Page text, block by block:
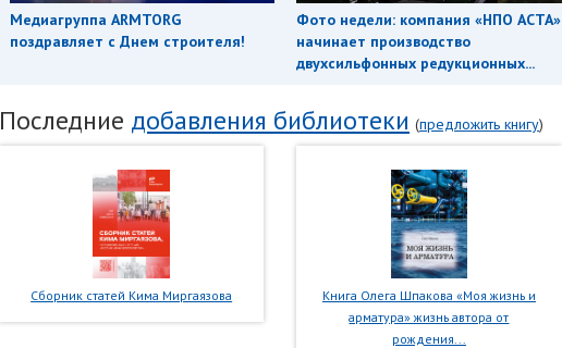
Медиагруппа ARMTORG
поздравляет с Днем строителя!
Фото недели: компания «НПО АСТА»
начинает производство
двухсильфонных редукционных...
Последние добавления библиотеки (предложить книгу)
Сборник статей Кима Миргаязова
Книга Олега Шпакова «Моя жизнь и
арматура» жизнь автора от
рождения...